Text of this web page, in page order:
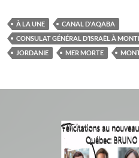
À LA UNE
CANAL D'AQABA
CONSULAT GÉNÉRAL D’ISRAËL À
JORDANIE
MER MORTE